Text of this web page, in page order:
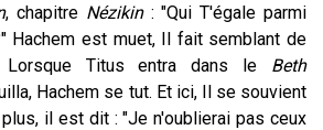
, chapitre Nézikin: "Qui T'égale parmi
Hachem est muet, Il fait semblant de
Titus entra dans le Beth
Hachem se tut. Et ici, Il se souvient
il est dit : "Je n'oublierai pas ceux